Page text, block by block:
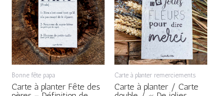
Bonne fête papa
Carte à planter Fête des
Carte à planter remerciements
Carte à planter / Carte